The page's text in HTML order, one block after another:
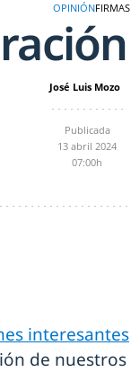
OPINIÓNFIRMAS
José Luis Mozo
Publicada
13 abril 2024
07:00h
interesantes
de nuestros